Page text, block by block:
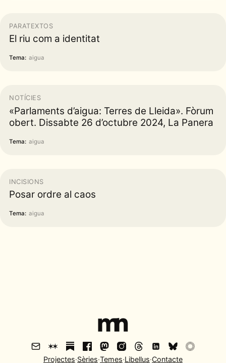
PARATEXTOS
El riu com a identitat
Tema: aigua
NOTÍCIES
«Parlaments d’aigua: Terres de Lleida». Fòrum
obert. Dissabte 26 d’octubre 2024, La Panera
Tema: aigua
INCISIONS
Posar ordre al caos
Tema: aigua
Projectes·Sèries·Temes·Libellus·Contacte